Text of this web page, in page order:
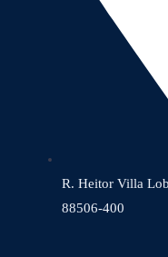
R. Heitor Villa
88506-400